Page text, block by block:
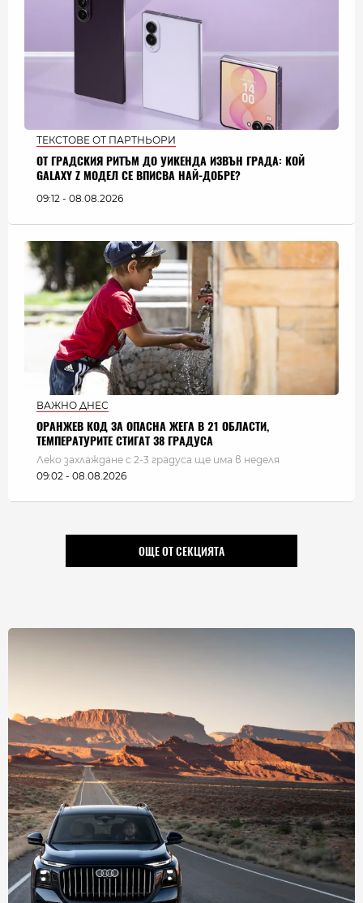
ТЕКСТОВЕ ОТ ПАРТНЬОРИ
ОТ ГРАДСКИЯ РИТЪМ ДО УИКЕНДА ИЗВЪН ГРАДА: КОЙ
GALAXY Z МОДЕЛ СЕ ВПИСВА НАЙ-ДОБРЕ?
09:12 - 08.08.2026
ВАЖНО ДНЕС
ОРАНЖЕВ КОД ЗА ОПАСНА ЖЕГА В 21 ОБЛАСТИ,
ТЕМПЕРАТУРИТЕ СТИГАТ 38 ГРАДУСА
Леко захлаждане с 2-3 градуса ще има в неделя
09:02 - 08.08.2026
ОЩЕ ОТ СЕКЦИЯТА